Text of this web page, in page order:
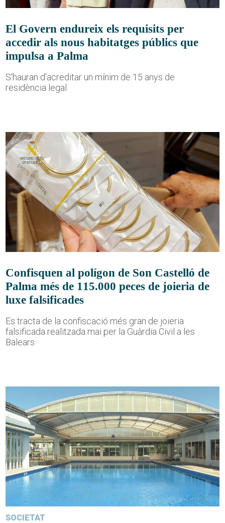
El Govern endureix els requisits per
accedir als nous habitatges públics que
impulsa a Palma
S'hauran d'acreditar un mínim de 15 anys de
residència legal
Confisquen al polígon de Son Castelló de
Palma més de 115.000 peces de joieria de
luxe falsificades
Es tracta de la confiscació més gran de joieria
falsificada realitzada mai per la Guàrdia Civil a les
Balears
SOCIETAT